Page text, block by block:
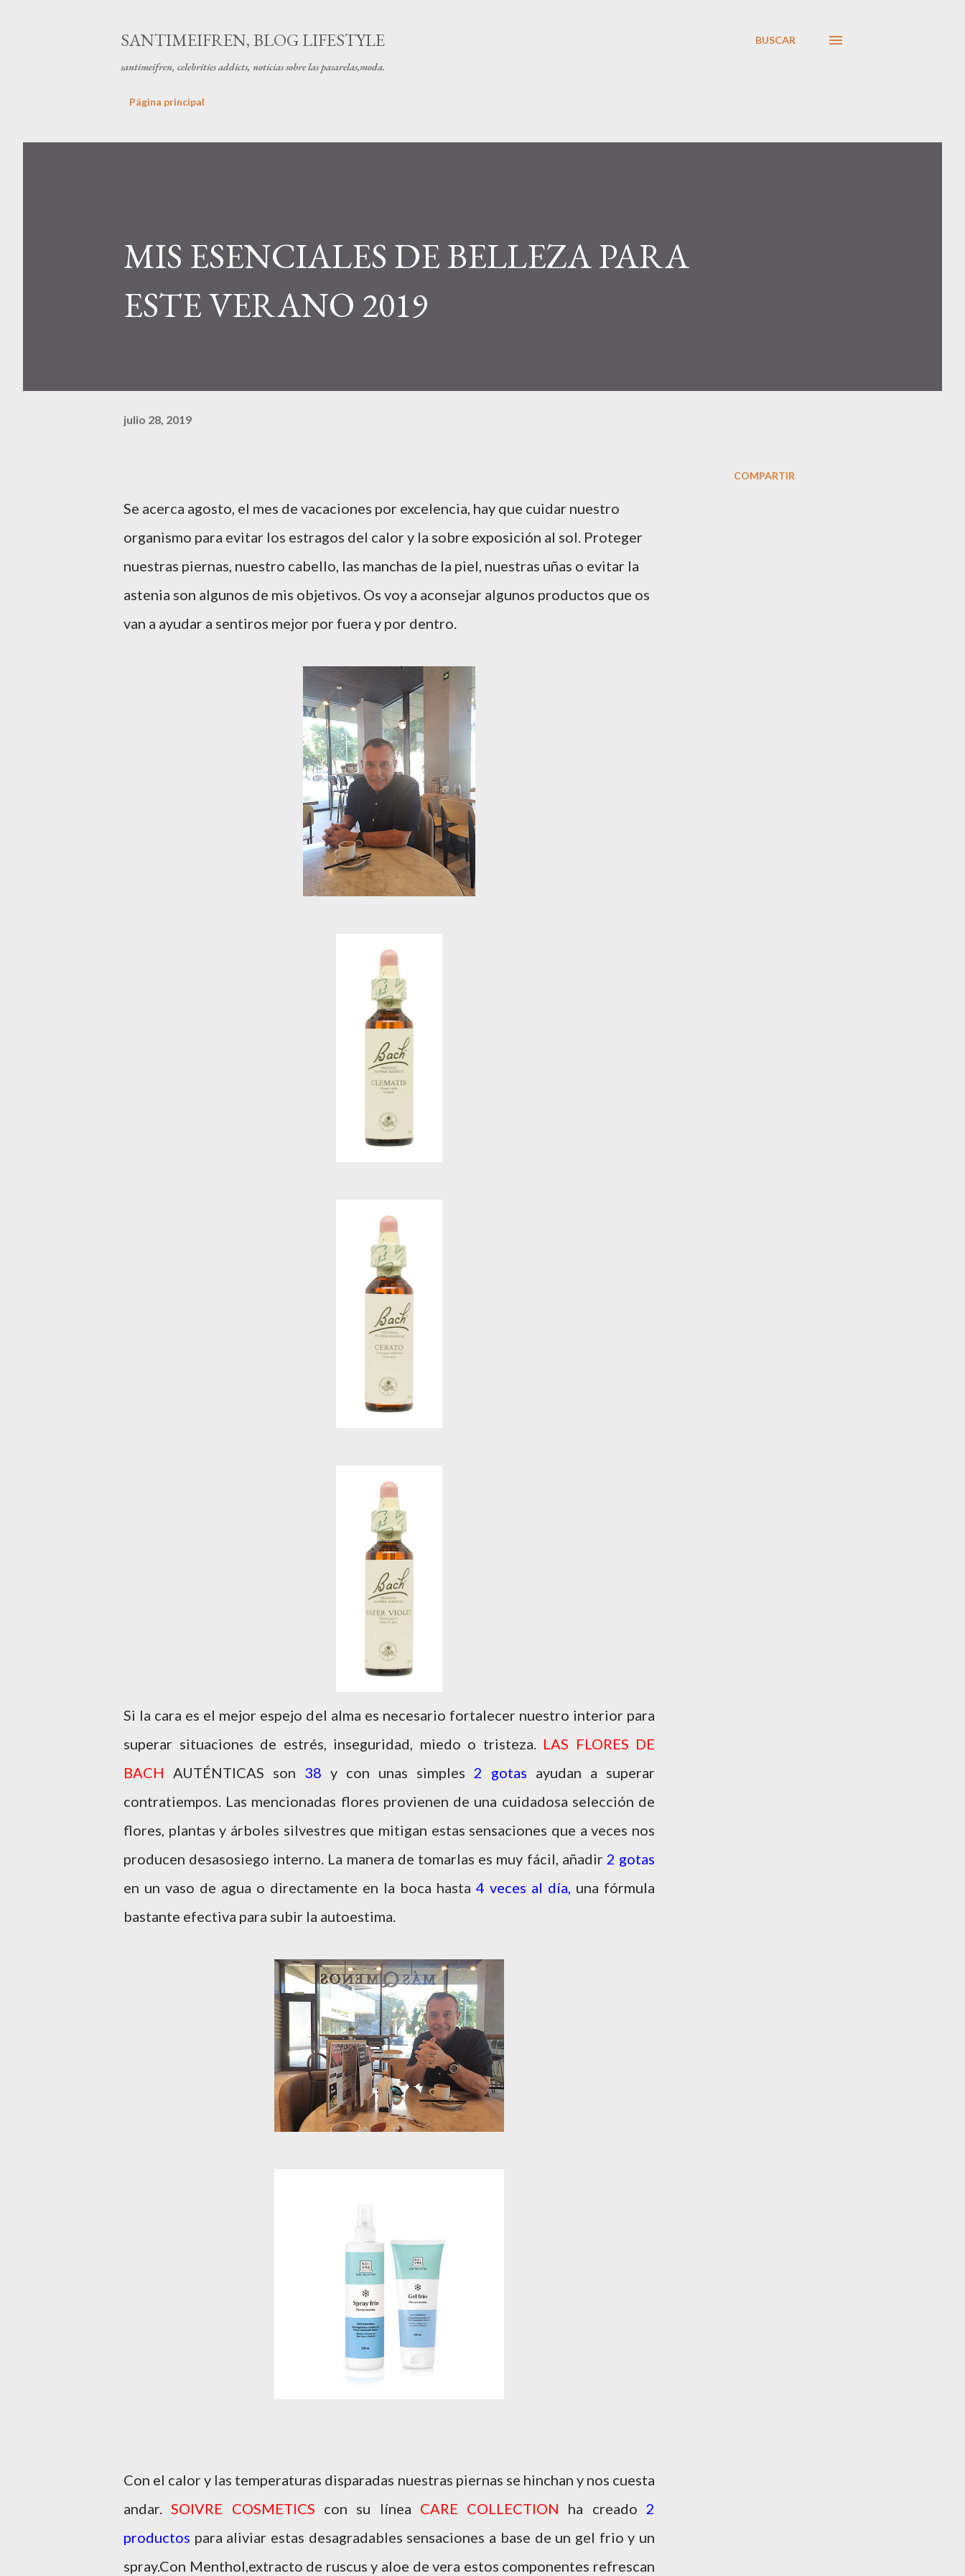
SANTIMEIFREN, BLOG LIFESTYLE
santimeifren, celebrities addicts, noticias sobre las pasarelas,moda.
BUSCAR
Página principal
MIS ESENCIALES DE BELLEZA PARA
ESTE VERANO 2019
julio 28, 2019
Se acerca agosto, el mes de vacaciones por excelencia, hay que cuidar nuestro
organismo para evitar los estragos del calor y la sobre exposición al sol. Proteger
nuestras piernas, nuestro cabello, las manchas de la piel, nuestras uñas o evitar la
astenia son algunos de mis objetivos. Os voy a aconsejar algunos productos que os
van a ayudar a sentiros mejor por fuera y por dentro.
Si la cara es el mejor espejo del alma es necesario fortalecer nuestro interior para
superar situaciones de estrés, inseguridad, miedo o tristeza.LAS FLORES DE
BACH AUTÉNTICAS son 38 y con unas simples 2 gotas ayudan a superar
contratiempos. Las mencionadas flores provienen de una cuidadosa selección de
flores, plantas y árboles silvestres que mitigan estas sensaciones que a veces nos
producen desasosiego interno. La manera de tomarlas es muy fácil, añadir2 gotas
en un vaso de agua o directamente en la boca hasta 4 veces al día, una fórmula
bastante efectiva para subir la autoestima.
Con el calor y las temperaturas disparadas nuestras piernas se hinchan y nos cuesta
andar.SOIVRE COSMETICS con su línea CARE COLLECTION ha creado 2
productos para aliviar estas desagradables sensaciones a base de un gel frio y un
spray.Con Menthol,extracto de ruscus y aloe de vera estos componentes refrescan
COMPARTIR